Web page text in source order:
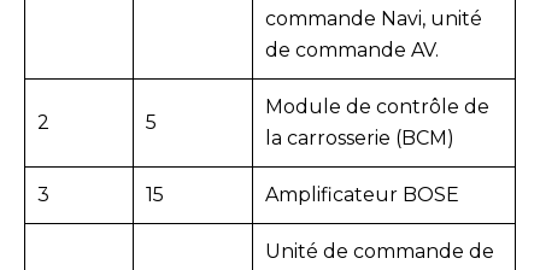
commande Navi, unité
de commande AV.
2 5
Module de contrôle de
la carrosserie (BCM)
3 15 Amplificateur BOSE
Unité de commande de